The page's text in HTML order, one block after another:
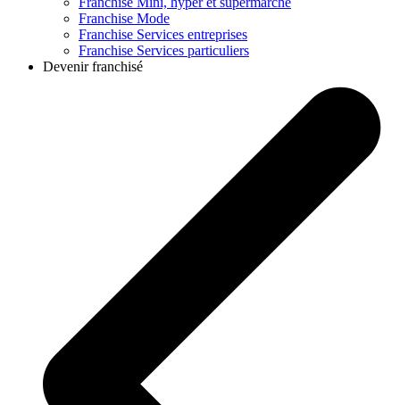
Franchise Mode
Franchise Services entreprises
Franchise Services particuliers
Devenir franchisé